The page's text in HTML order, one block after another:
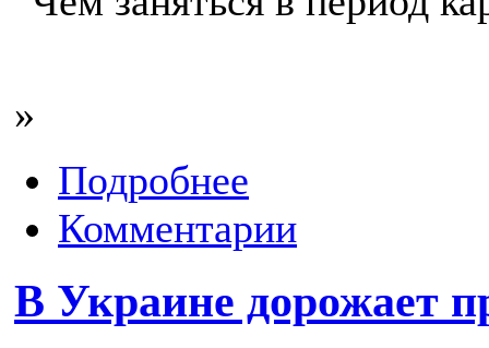
»
Подробнее
Комментарии
В Украине дорожает